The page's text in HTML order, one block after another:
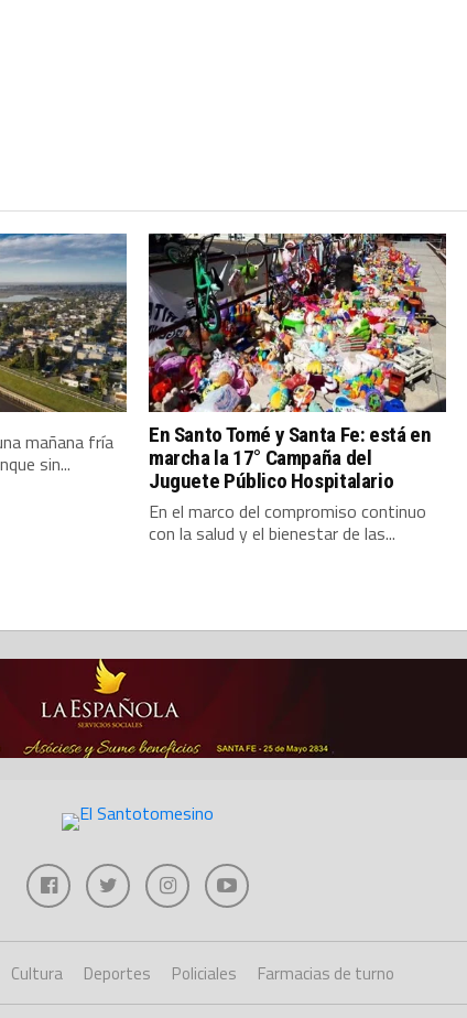
mañana fría
sin...
En Santo Tomé y Santa Fe: está en
marcha la 17° Campaña del
Juguete Público Hospitalario
En el marco del compromiso continuo
con la salud y el bienestar de las...
Cultura Deportes Policiales Farmacias de turno